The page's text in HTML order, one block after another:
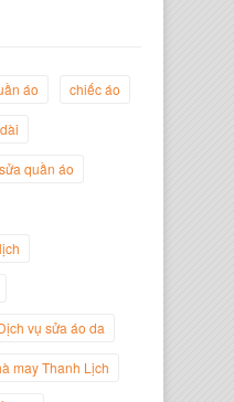
Thanh
Lịch
áo chiếc áo
quần áo
vụ sửa áo da
may Thanh Lịch